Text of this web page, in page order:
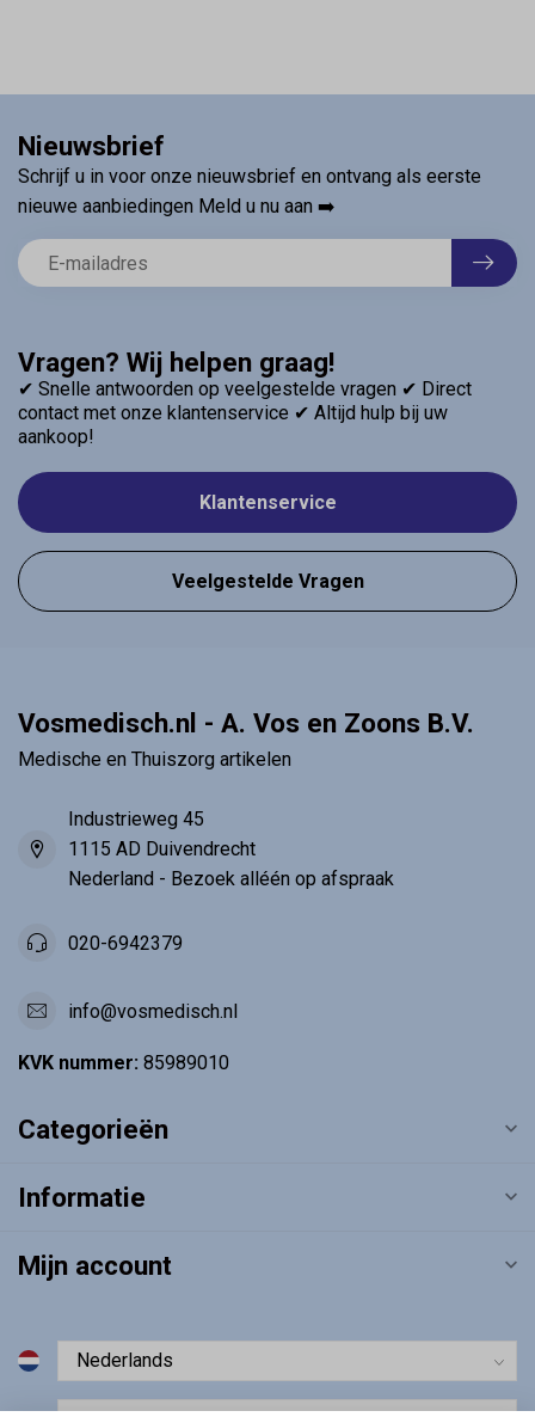
Vragen? Wij helpen graag!
✔ Snelle antwoorden op veelgestelde vragen ✔ Direct
contact met onze klantenservice ✔ Altijd hulp bij uw
aankoop!
Klantenservice
Veelgestelde Vragen
Nieuwsbrief
Schrijf u in voor onze nieuwsbrief en ontvang als eerste
nieuwe aanbiedingen Meld u nu aan ➡️
Vosmedisch.nl - A. Vos en Zoons B.V.
Medische en Thuiszorg artikelen
Industrieweg 45
1115 AD Duivendrecht
Nederland - Bezoek alléén op afspraak
020-6942379
info@vosmedisch.nl
KVK nummer: 85989010
Categorieën
Informatie
Mijn account